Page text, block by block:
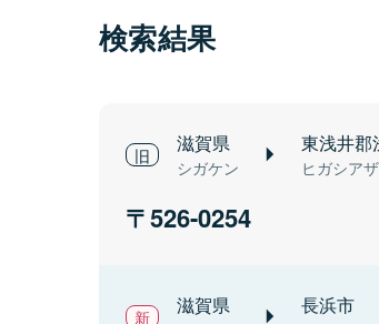
検索結果
滋賀県
シガケン
東浅井郡
ヒガシア
526-0254
滋賀県 長浜市